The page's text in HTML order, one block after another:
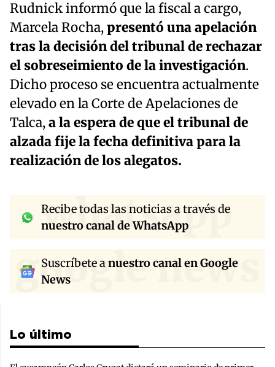
Rudnick informó que la fiscal a cargo,
Marcela Rocha,presentó una apelación
tras la decisión del tribunal de rechazar
el sobreseimiento de la investigación.
Dicho proceso se encuentra actualmente
elevado en la Corte de Apelaciones de
Talca,a la espera de que el tribunal de
alzada fije la fecha definitiva para la
realización de los alegatos.
whatsapp
Recibe todas las noticias a través de
nuestro canal de WhatsApp
google news
Suscríbete anuestro canal en Google
News
Lo último